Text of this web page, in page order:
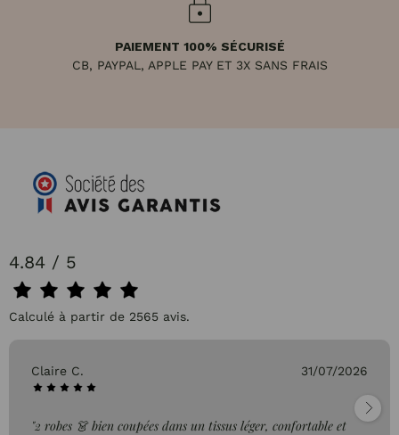
PAIEMENT 100% SÉCURISÉ
CB, PAYPAL, APPLE PAY ET 3X SANS FRAIS
4.84 / 5
Calculé à partir de 2565 avis.
Claire C. 31/07/2026
"2 robes 👗 bien coupées dans un tissus léger, confortable et